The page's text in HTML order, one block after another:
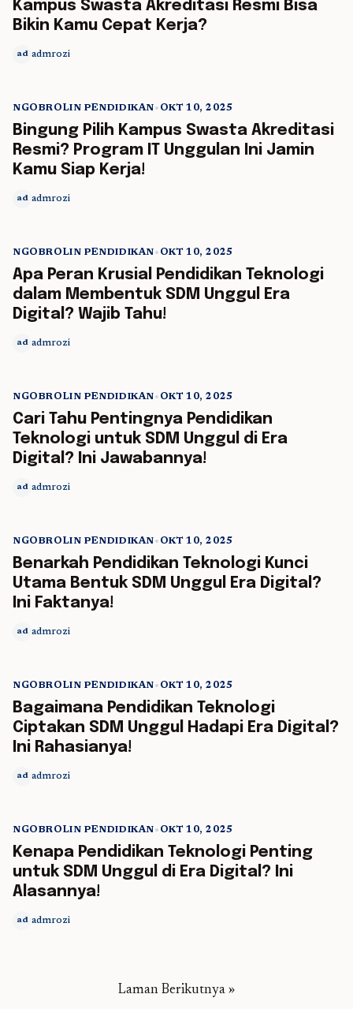
Kampus Swasta Akreditasi Resmi Bisa
Bikin Kamu Cepat Kerja?
ad admrozi
5 min read
NGOBROLIN PENDIDIKAN• OKT 10, 2025
Bingung Pilih Kampus Swasta Akreditasi
Resmi? Program IT Unggulan Ini Jamin
Kamu Siap Kerja!
ad admrozi
5 min read
NGOBROLIN PENDIDIKAN• OKT 10, 2025
Apa Peran Krusial Pendidikan Teknologi
dalam Membentuk SDM Unggul Era
Digital? Wajib Tahu!
ad admrozi
NGOBROLIN PENDIDIKAN• OKT 10, 2025
Cari Tahu Pentingnya Pendidikan
Teknologi untuk SDM Unggul di Era
Digital? Ini Jawabannya!
ad admrozi
5 min read
NGOBROLIN PENDIDIKAN• OKT 10, 2025
Benarkah Pendidikan Teknologi Kunci
Utama Bentuk SDM Unggul Era Digital?
Ini Faktanya!
ad admrozi
5 min read
NGOBROLIN PENDIDIKAN• OKT 10, 2025
Bagaimana Pendidikan Teknologi
Ciptakan SDM Unggul Hadapi Era Digital?
Ini Rahasianya!
ad admrozi
5 min read
NGOBROLIN PENDIDIKAN• OKT 10, 2025
Kenapa Pendidikan Teknologi Penting
untuk SDM Unggul di Era Digital? Ini
Alasannya!
ad admrozi
Laman Berikutnya »